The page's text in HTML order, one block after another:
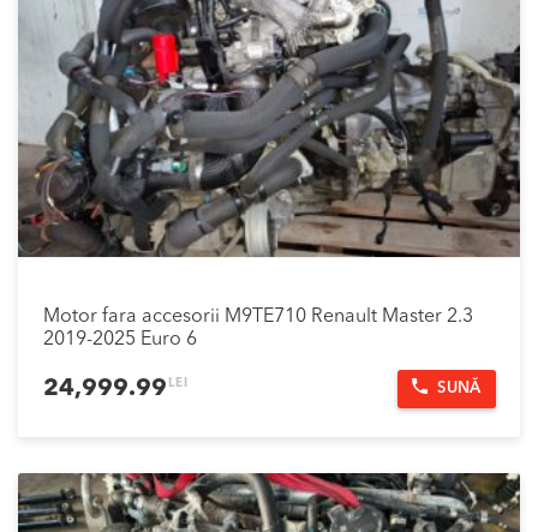
Motor fara accesorii M9TE710 Renault Master 2.3
2019-2025 Euro 6
24,999.99 LEI SUNĂ